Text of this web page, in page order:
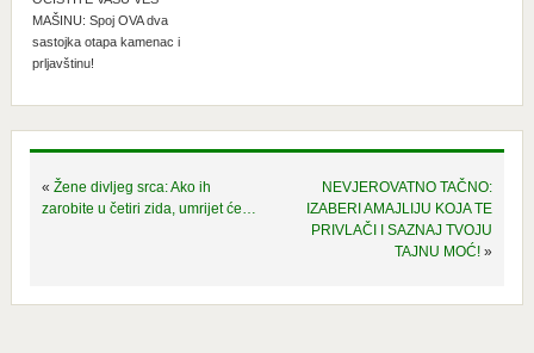
MAŠINU: Spoj OVA dva
sastojka otapa kamenac i
prljavštinu!
« Žene divljeg srca: Ako ih
zarobite u četiri zida, umrijet će…
NEVJEROVATNO TAČNO:
IZABERI AMAJLIJU KOJA TE
PRIVLAČI I SAZNAJ TVOJU
TAJNU MOĆ! »